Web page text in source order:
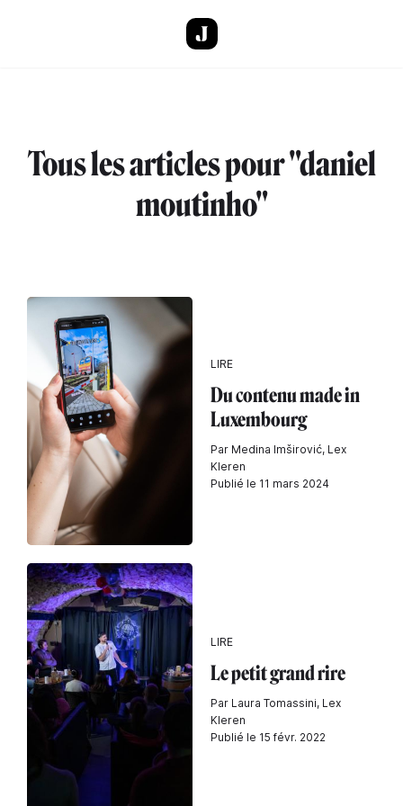
Tous les articles pour "daniel
moutinho"
LIRE
Du contenu made in
Luxembourg
Par Medina Imširović, Lex
Kleren
Publié le 11 mars 2024
LIRE
Le petit grand rire
Par Laura Tomassini, Lex
Kleren
Publié le 15 févr. 2022